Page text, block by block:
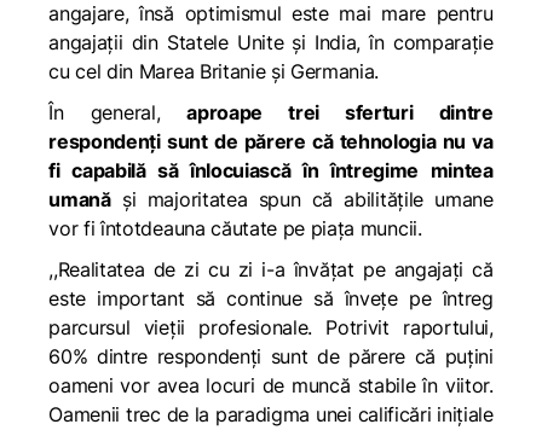
angajare, însă optimismul este mai mare pentru
angajaţii din Statele Unite și India, în comparație
cu cel din Marea Britanie şi Germania.
În general,aproape trei sferturi dintre
respondenți sunt de părere că tehnologia nu va
fi capabilă să înlocuiască în întregime mintea
umanăşi majoritatea spun că abilităţile umane
vor fi întotdeauna căutate pe piaţa muncii.
,,Realitatea de zi cu zi i-a învăţat pe angajaţi că
este important să continue să înveţe pe întreg
parcursul vieţii profesionale. Potrivit raportului,
60% dintre respondenţi sunt de părere că puţini
oameni vor avea locuri de muncă stabile în viitor.
Oamenii trec de la paradigma unei calificări iniţiale